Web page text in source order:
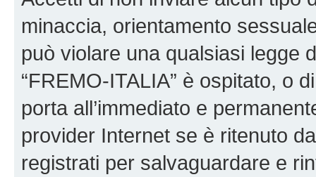
minaccia, orientamento
può violare una qualsiasi legge
“FREMO-ITALIA” è ospitato, o
porta all’immediato e
provider Internet se è ritenuto
registrati per salvaguardare e